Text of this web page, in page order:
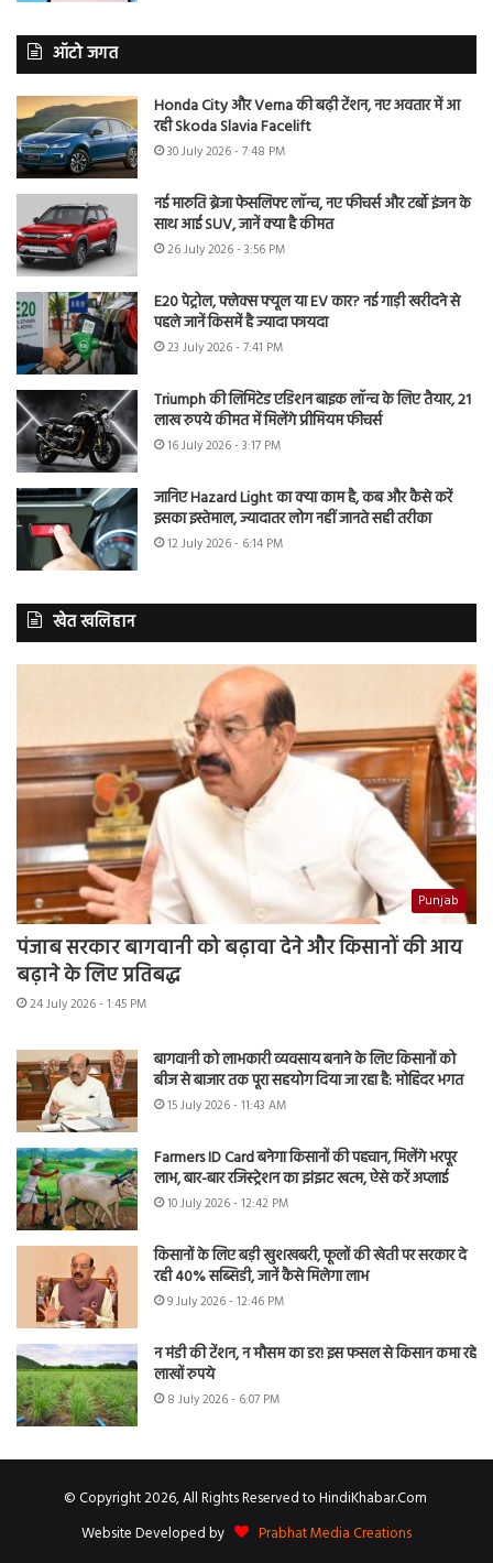
ऑटो जगत
Honda City और Verna की बढ़ी टेंशन, नए अवतार में आ
रही Skoda Slavia Facelift
30 July 2026 - 7:48 PM
नई मारुति ब्रेजा फेसलिफ्ट लॉन्च, नए फीचर्स और टर्बो इंजन के
साथ आई SUV, जानें क्या है कीमत
26 July 2026 - 3:56 PM
E20 पेट्रोल, फ्लेक्स फ्यूल या EV कार? नई गाड़ी खरीदने से
पहले जानें किसमें है ज्यादा फायदा
23 July 2026 - 7:41 PM
Triumph की लिमिटेड एडिशन बाइक लॉन्च के लिए तैयार, 21
लाख रुपये कीमत में मिलेंगे प्रीमियम फीचर्स
16 July 2026 - 3:17 PM
जानिए Hazard Light का क्या काम है, कब और कैसे करें
इसका इस्तेमाल, ज्यादातर लोग नहीं जानते सही तरीका
12 July 2026 - 6:14 PM
खेत खलिहान
Punjab
पंजाब सरकार बागवानी को बढ़ावा देने और किसानों की आय
बढ़ाने के लिए प्रतिबद्ध
24 July 2026 - 1:45 PM
बागवानी को लाभकारी व्यवसाय बनाने के लिए किसानों को
बीज से बाजार तक पूरा सहयोग दिया जा रहा है: मोहिंदर भगत
15 July 2026 - 11:43 AM
Farmers ID Card बनेगा किसानों की पहचान, मिलेंगे भरपूर
लाभ, बार-बार रजिस्ट्रेशन का झंझट खत्म, ऐसे करें अप्लाई
10 July 2026 - 12:42 PM
किसानों के लिए बड़ी खुशखबरी, फूलों की खेती पर सरकार दे
रही 40% सब्सिडी, जानें कैसे मिलेगा लाभ
9 July 2026 - 12:46 PM
न मंडी की टेंशन, न मौसम का डर! इस फसल से किसान कमा रहे
लाखों रुपये
8 July 2026 - 6:07 PM
© Copyright 2026, All Rights Reserved to HindiKhabar.Com
Website Developed by
Prabhat Media Creations